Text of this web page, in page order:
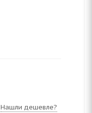
Нашли дешевле?